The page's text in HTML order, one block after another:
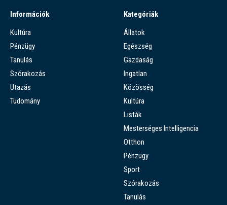
Információk
Kultúra
Pénzügy
Tanulás
Szórakozás
Utazás
Tudomány
Kategóriák
Állatok
Egészség
Gazdaság
Ingatlan
Közösség
Kultúra
Listák
Mesterséges Intelligencia
Otthon
Pénzügy
Sport
Szórakozás
Tanulás